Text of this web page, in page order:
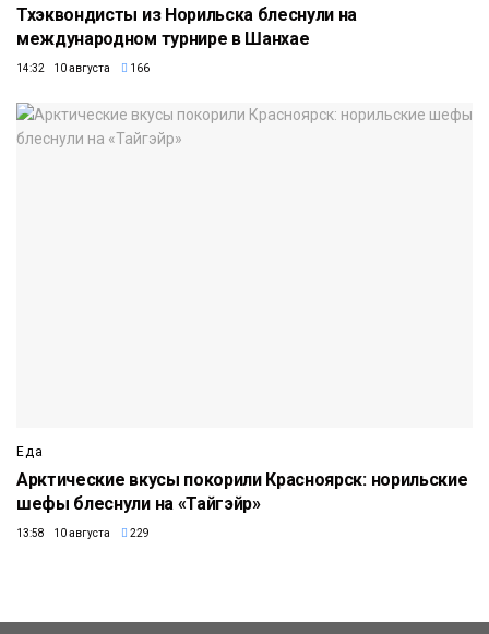
Тхэквондисты из Норильска блеснули на
международном турнире в Шанхае
14:32 10 августа 166
Еда
Арктические вкусы покорили Красноярск: норильские
шефы блеснули на «Тайгэйр»
13:58 10 августа 229